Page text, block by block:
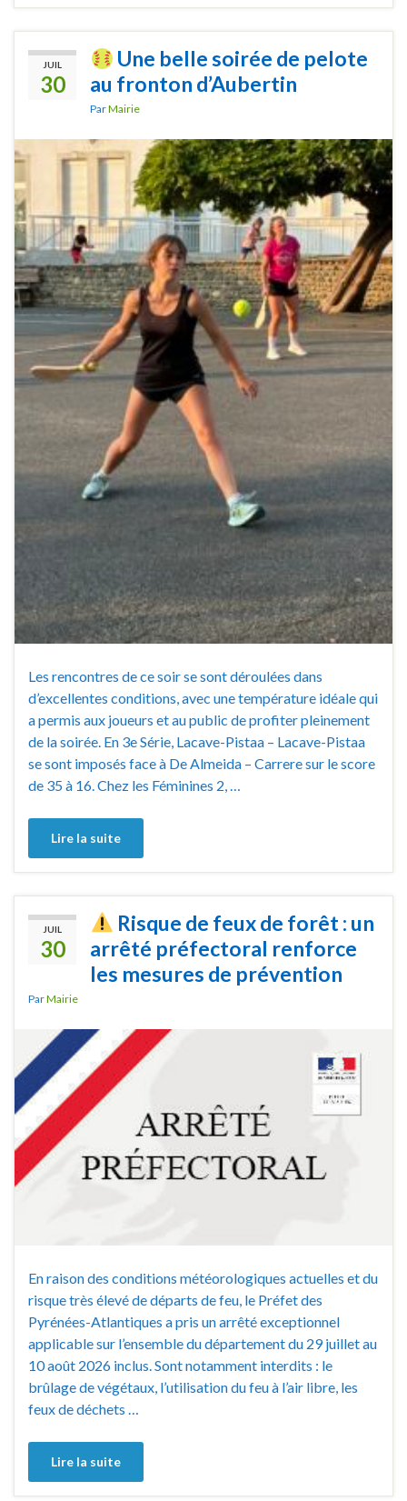
JUIL
30
Une belle soirée de pelote
au fronton d’Aubertin
ParMairie
Les rencontres de ce soir se sont déroulées dans
d’excellentes conditions, avec une température idéale qui
a permis aux joueurs et au public de profiter pleinement
de la soirée. En 3e Série, Lacave-Pistaa – Lacave-Pistaa
se sont imposés face à De Almeida – Carrere sur le score
de 35 à 16. Chez les Féminines 2, …
Lire la suite
JUIL
30
Risque de feux de forêt : un
arrêté préfectoral renforce
les mesures de prévention
ParMairie
En raison des conditions météorologiques actuelles et du
risque très élevé de départs de feu, le Préfet des
Pyrénées-Atlantiques a pris un arrêté exceptionnel
applicable sur l’ensemble du département du 29 juillet au
10 août 2026 inclus. Sont notamment interdits : le
brûlage de végétaux, l’utilisation du feu à l’air libre, les
feux de déchets …
Lire la suite